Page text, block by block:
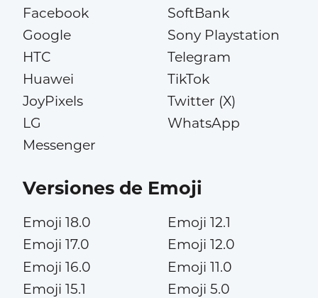
Facebook
Google
HTC
Huawei
JoyPixels
LG
Messenger
SoftBank
Sony Playstation
Telegram
TikTok
Twitter (X)
WhatsApp
Versiones de Emoji
Emoji 18.0
Emoji 17.0
Emoji 16.0
Emoji 15.1
Emoji 12.1
Emoji 12.0
Emoji 11.0
Emoji 5.0